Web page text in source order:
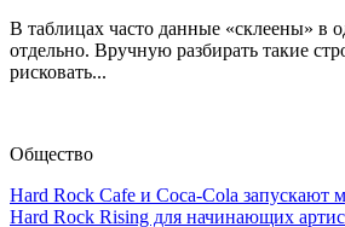
В таблицах часто данные «склеены» в
отдельно. Вручную разбирать такие
рисковать...
Общество
Hard Rock Cafe и Coca-Cola запускают
Hard Rock Rising для начинающих